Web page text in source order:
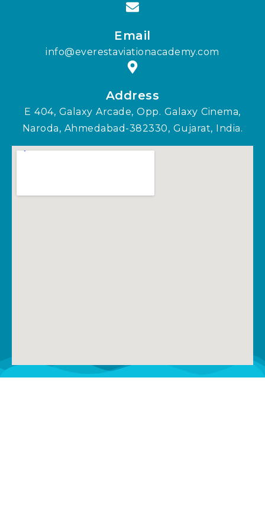
Email
info@everestaviationacademy.com
Address
E 404, Galaxy Arcade, Opp. Galaxy Cinema,
Naroda, Ahmedabad-382330, Gujarat, India.